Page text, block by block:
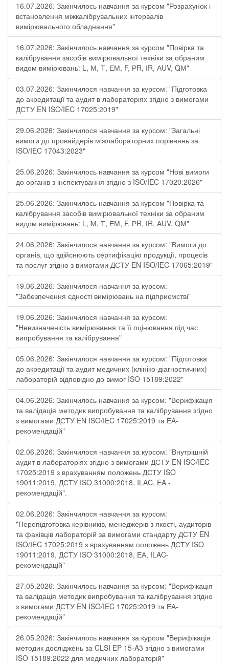
16.07.2026: Закінчилось навчання за курсом "Розрахунок і
встановлення міжкалібрувальних інтервалів
вимірювального обладнання"
16.07.2026: Закінчилось навчання за курсом "Повірка та
калібрування засобів вимірювальної техніки за обраним
видом вимірювань: L, М, Т, ЕМ, F, РR, ІR, АUV, QМ"
03.07.2026: Закінчилося навчання за курсом: "Підготовка
до акредитації та аудит в лабораторіях згідно з вимогами
ДСТУ EN ISO/IEC 17025:2019"
29.06.2026: Закінчилося навчання за курсом: "Загальні
вимоги до провайдерів міжлабораторних порівнянь за
ISO/IEC 17043:2023"
25.06.2026: Закінчилось навчання за курсом "Нові вимоги
до органів з інспектування згідно з ISO/IEC 17020:2026"
25.06.2026: Закінчилось навчання за курсом "Повірка та
калібрування засобів вимірювальної техніки за обраним
видом вимірювань: L, М, Т, ЕМ, F, РR, ІR, АUV, QМ"
24.06.2026: Закінчилося навчання за курсом: "Вимоги до
органів, що здійснюють сертифікацію продукції, процесів
та послуг згідно з вимогами ДСТУ EN ISO/IEC 17065:2019"
19.06.2026: Закінчилося навчання за курсом:
"Забезпечення єдності вимірювань на підприємстві"
19.06.2026: Закінчилося навчання за курсом:
"Невизначеність вимірювання та її оцінювання під час
випробування та калібрування"
05.06.2026: Закінчилося навчання за курсом: "Підготовка
до акредитації та аудит медичних (клініко-діагностичних)
лабораторій відповідно до вимог ISO 15189:2022"
04.06.2026: Закінчилось навчання за курсом: "Верифікація
та валідація методик випробування та калібрування згідно
з вимогами ДСТУ EN ISO/IEC 17025:2019 та ЕА-
рекомендацій"
02.06.2026: Закінчилося навчання за курсом: "Внутрішній
аудит в лабораторіях згідно з вимогами ДСТУ EN ISO/IEC
17025:2019 з врахуванням положень ДСТУ ISO
19011:2019, ДСТУ ISO 31000:2018, ILAC, EA -
рекомендацій".
02.06.2026: Закінчилося навчання за курсом:
"Перепідготовка керівників, менеджерів з якості, аудиторів
та фахівців лабораторій за вимогами стандарту ДСТУ EN
ISO/IEC 17025:2019 з врахуванням положень ДСТУ ISO
19011:2019, ДСТУ ISO 31000:2018, ЕА, ILAC-
рекомендацій"
27.05.2026: Закінчилось навчання за курсом: "Верифікація
та валідація методик випробування та калібрування згідно
з вимогами ДСТУ EN ISO/IEC 17025:2019 та ЕА-
рекомендацій"
26.05.2026: Закінчилось навчання за курсом "Верифікація
методик досліджень за CLSI EP 15-A3 згідно з вимогами
ISO 15189:2022 для медичних лабораторій"